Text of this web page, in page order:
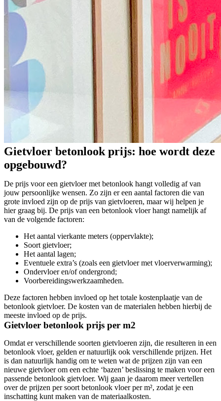
Gietvloer betonlook prijs: hoe wordt deze
opgebouwd?
De prijs voor een gietvloer met betonlook hangt volledig af van
jouw persoonlijke wensen. Zo zijn er een aantal factoren die van
grote invloed zijn op de prijs van gietvloeren, maar wij helpen je
hier graag bij. De prijs van een betonlook vloer hangt namelijk af
van de volgende factoren:
Het aantal vierkante meters (oppervlakte);
Soort gietvloer;
Het aantal lagen;
Eventuele extra’s (zoals een gietvloer met vloerverwarming);
Ondervloer en/of ondergrond;
Voorbereidingswerkzaamheden.
Deze factoren hebben invloed op het totale kostenplaatje van de
betonlook gietvloer. De kosten van de materialen hebben hierbij de
meeste invloed op de prijs.
Gietvloer betonlook prijs per m2
Omdat er verschillende soorten gietvloeren zijn, die resulteren in een
betonlook vloer, gelden er natuurlijk ook verschillende prijzen. Het
is dan natuurlijk handig om te weten wat de prijzen zijn van een
nieuwe gietvloer om een echte ‘bazen’ beslissing te maken voor een
passende betonlook gietvloer. Wij gaan je daarom meer vertellen
over de prijzen per soort betonlook vloer per m², zodat je een
inschatting kunt maken van de materiaalkosten.